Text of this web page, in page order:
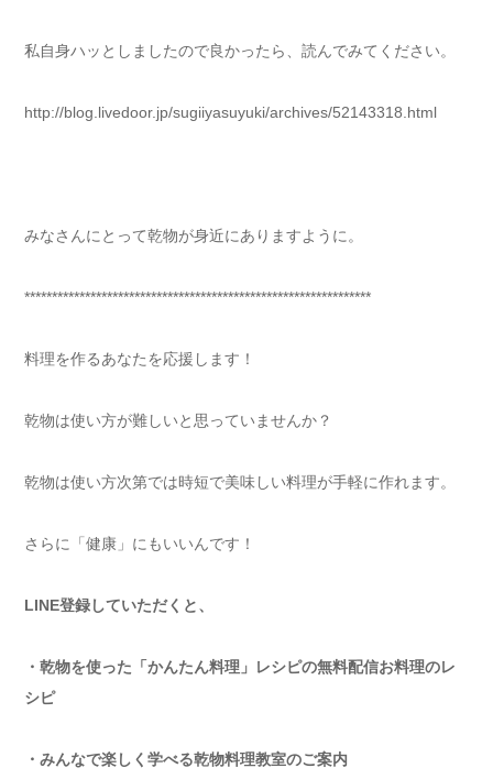
私自身ハッとしましたので良かったら、読んでみてください。
http://blog.livedoor.jp/sugiiyasuyuki/archives/52143318.html
みなさんにとって乾物が身近にありますように。
***************************************************************
料理を作るあなたを応援します！
乾物は使い方が難しいと思っていませんか？
乾物は使い方次第では時短で美味しい料理が手軽に作れます。
さらに「健康」にもいいんです！
LINE登録していただくと、
・乾物を使った「かんたん料理」レシピの無料配信お料理のレ
シピ
・みんなで楽しく学べる乾物料理教室のご案内